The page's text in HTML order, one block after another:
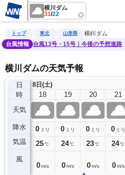
横川ダム
31/22
雨雲レーダー 台風情報 地震情報
トップ 東北 山形県
横川ダム
台風情報
台風13号・15号｜今後の予想進路
横川ダムの天気予報
日
時
天気
降水
気温
風
8日(土)
17
0ミリ
26℃
18
0 ミリ
25℃
0 m/s
19
0 ミリ
24℃
0 m/s
20
0 ミリ
23℃
0 m/s
21
0 ミリ
24℃
0 m/s